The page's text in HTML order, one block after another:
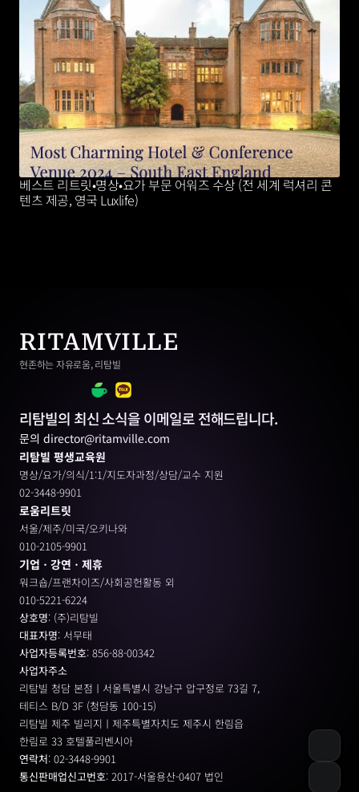
베스트 리트릿•명상•요가 부문 어워즈 수상 (전 세계 럭셔리 콘
텐츠 제공, 영국 Luxlife)
RITAMVILLE
현존하는 자유로움, 리탐빌
리탐빌의 최신 소식을 이메일로 전해드립니다.
문의 director@ritamville.com
리탐빌 평생교육원
명상/요가/의식/1:1/지도자과정/상담/교수 지원
02-3448-9901
로움리트릿
서울/제주/미국/오키나와
010-2105-9901
기업ㆍ강연ㆍ제휴
워크숍/프랜차이즈/사회공헌활동 외
010-5221-6224
상호명: (주)리탐빌
대표자명: 서무태
사업자등록번호: 856-88-00342
사업자주소
리탐빌 청담 본점ㅣ서울특별시 강남구 압구정로 73길 7,
테티스 B/D 3F (청담동 100-15)
리탐빌 제주 빌리지ㅣ제주특별자치도 제주시 한림읍
한림로 33 호텔풀리벤시아
연락처: 02-3448-9901
통신판매업신고번호: 2017-서울용산-0407 법인